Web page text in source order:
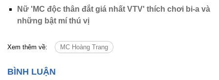
Nữ 'MC độc thân đắt giá nhất VTV' thích chơi bi-a và
những bật mí thú vị
Xem thêm về: MC Hoàng Trang